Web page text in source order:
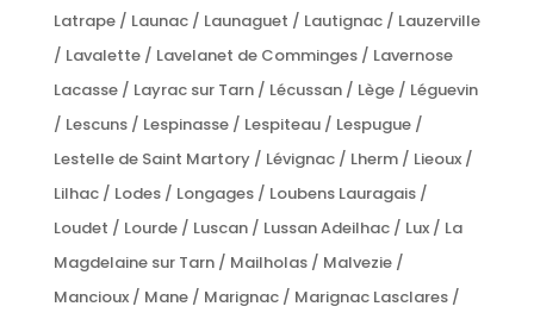
Latrape / Launac / Launaguet / Lautignac / Lauzerville
/ Lavalette / Lavelanet de Comminges / Lavernose
Lacasse / Layrac sur Tarn / Lécussan / Lège / Léguevin
/ Lescuns / Lespinasse / Lespiteau / Lespugue /
Lestelle de Saint Martory / Lévignac / Lherm / Lieoux /
Lilhac / Lodes / Longages / Loubens Lauragais /
Loudet / Lourde / Luscan / Lussan Adeilhac / Lux / La
Magdelaine sur Tarn / Mailholas / Malvezie /
Mancioux / Mane / Marignac / Marignac Lasclares /